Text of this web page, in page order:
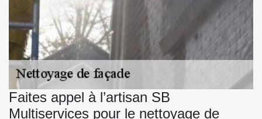
Faites appel à l’artisan SB
Multiservices pour le nettoyage de